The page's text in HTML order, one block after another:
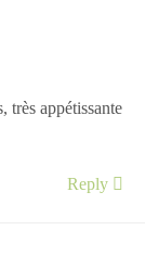
très appétissante
Reply